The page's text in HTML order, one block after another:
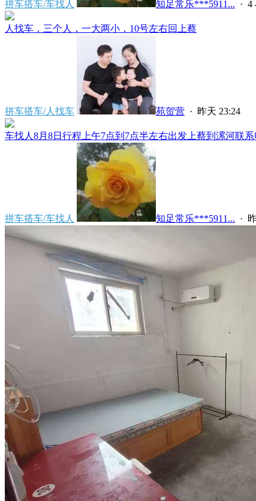
拼车搭车/车找人 知足常乐***5911... · 4
人找车，三个人，一大两小，10号左右回上蔡
拼车搭车/人找车 苑贺营 · 昨天 23:24
车找人8月8日行程上午7点到7点半左右出发上蔡到漯河联
拼车搭车/车找人 知足常乐***5911... ·